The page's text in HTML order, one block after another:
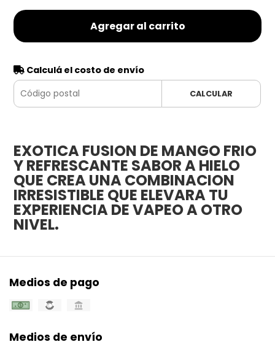
Agregar al carrito
Calculá el costo de envío
CALCULAR
EXOTICA FUSION DE MANGO FRIO
Y REFRESCANTE SABOR A HIELO
QUE CREA UNA COMBINACION
IRRESISTIBLE QUE ELEVARA TU
EXPERIENCIA DE VAPEO A OTRO
NIVEL.
Medios de pago
Medios de envío